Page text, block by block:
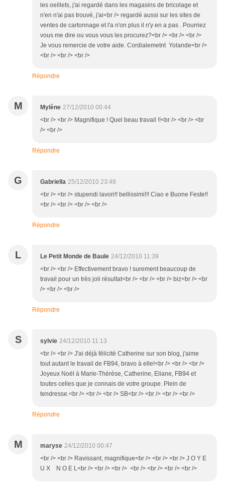
les oeillets, j'ai regardé dans les magasins de bricolage et
n'en n'ai pas trouvé, j'ai<br /> regardé aussi sur les sites de
ventes de cartonnage et l'a n'on plus il n'y en a pas . Pourriez
vous me dire ou vous vous les procurez?<br /> <br /> <br />
Je vous remercie de votre aide. Cordialemetnt Yolande<br />
<br /> <br /> <br />
Répondre
M Mylène 27/12/2010 00:44
<br /> <br /> Magnifique ! Quel beau travail !!<br /> <br /> <br
/> <br />
Répondre
G Gabriella 25/12/2010 23:48
<br /> <br /> stupendi lavori!! bellissimi!!! Ciao e Buone Feste!!
<br /> <br /> <br /> <br />
Répondre
L Le Petit Monde de Baule 24/12/2010 11:39
<br /> <br /> Effectivement bravo ! surement beaucoup de
travail pour un très joli résultat<br /> <br /> <br /> biz<br /> <br
/> <br /> <br />
Répondre
S sylvie 24/12/2010 11:13
<br /> <br /> J'ai déjà félicité Catherine sur son blog, j'aime
tout autant le travail de FB94, bravo à elle!<br /> <br /> <br />
Joyeux Noël à Marie-Thérèse, Catherine, Eliane, FB94 et
toutes celles que je connais de votre groupe. Plein de
tendresse.<br /> <br /> <br /> SB<br /> <br /> <br /> <br />
Répondre
M maryse 24/12/2010 00:47
<br /> <br /> Ravissant, magnifique<br /> <br /> <br /> J O Y E
U X N O E L<br /> <br /> <br /> <br /> <br /> <br /> <br />